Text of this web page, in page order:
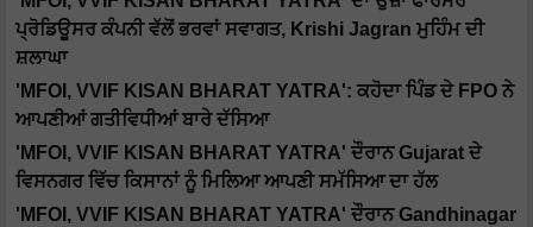
ਪ੍ਰੋਡਿਊਸਰ ਕੰਪਨੀ ਵੱਲੋਂ ਭਰਵਾਂ ਸਵਾਗਤ, Krishi Jagran ਮੁਹਿੰਮ ਦੀ
ਸ਼ਲਾਘਾ
'MFOI, VVIF KISAN BHARAT YATRA': ਕਹੋਦਾ ਪਿੰਡ ਦੇ FPO ਨੇ
ਆਪਣੀਆਂ ਗਤੀਵਿਧੀਆਂ ਬਾਰੇ ਦੱਸਿਆ
'MFOI, VVIF KISAN BHARAT YATRA' ਦੌਰਾਨ Gujarat ਦੇ
ਵਿਸਨਗਰ ਵਿੱਚ ਕਿਸਾਨਾਂ ਨੂੰ ਮਿਲਿਆ ਆਪਣੀ ਸਮੱਸਿਆ ਦਾ ਹੱਲ
'MFOI, VVIF KISAN BHARAT YATRA' ਦੌਰਾਨ Gandhinagar